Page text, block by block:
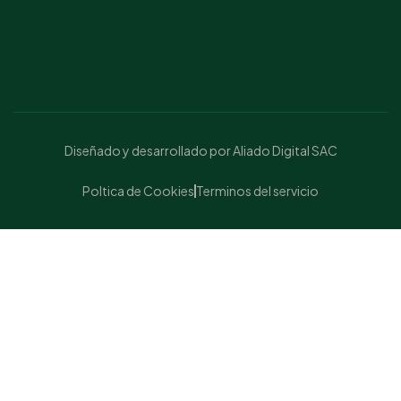
Diseñado y desarrollado por Aliado Digital SAC
Poltica de Cookies Terminos del servicio